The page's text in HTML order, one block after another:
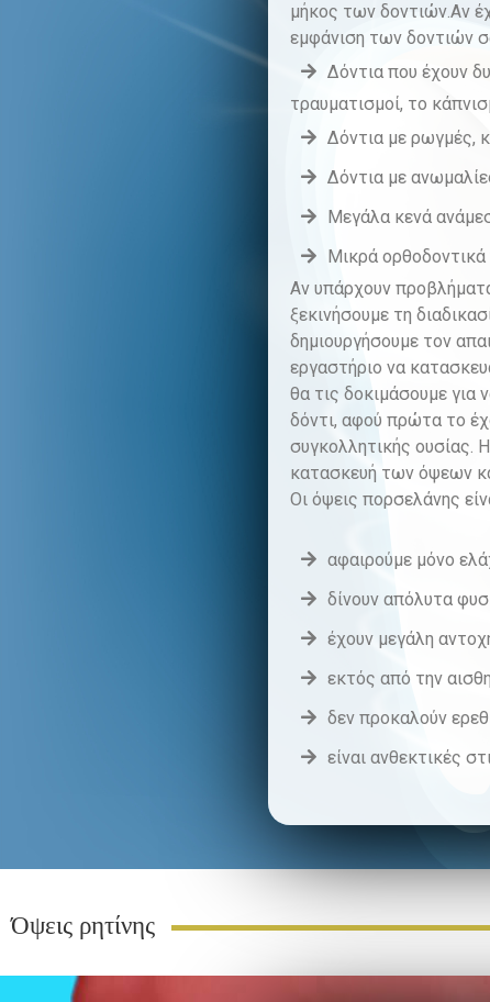
μήκος των δοντιών.Αν
εμφάνιση των δοντιών
Δόντια που έχουν
τραυματισμοί, το
Δόντια με ρωγμές,
Δόντια με
Μεγάλα κενά
Μικρά
Αν υπάρχουν
ξεκινήσουμε τη
δημιουργήσουμε τον
εργαστήριο να
θα τις δοκιμάσουμε για
δόντι, αφού πρώτα το
συγκολλητικής ουσίας.
κατασκευή των όψεων
Οι όψεις πορσελάνης
αφαιρούμε μόνο
δίνουν απόλυτα
έχουν μεγάλη
εκτός από την
δεν προκαλούν
είναι ανθεκτικές
Όψεις ρητίνης